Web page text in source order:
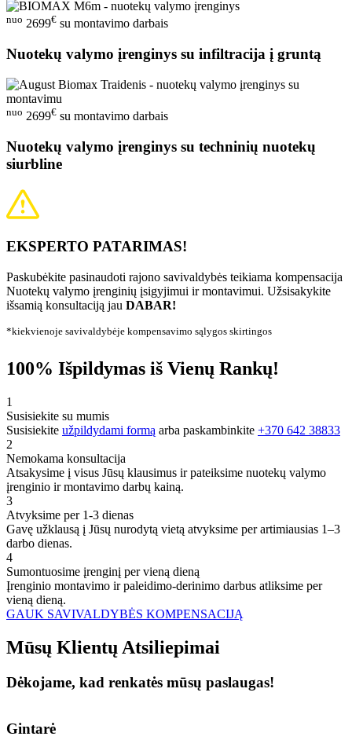
nuo 2699€ su montavimo darbais
Nuotekų valymo įrenginys su infiltracija į gruntą
nuo 2699€ su montavimo darbais
Nuotekų valymo įrenginys su techninių nuotekų
siurbline
EKSPERTO PATARIMAS!
Paskubėkite pasinaudoti rajono savivaldybės teikiama kompensacija
Nuotekų valymo įrenginių įsigyjimui ir montavimui. Užsisakykite
išsamią konsultaciją jau DABAR!
*kiekvienoje savivaldybėje kompensavimo sąlygos skirtingos
100% Išpildymas iš Vienų Rankų!
1
Susisiekite su mumis
Susisiekite užpildydami formą arba paskambinkite +370 642 38833
2
Nemokama konsultacija
Atsakysime į visus Jūsų klausimus ir pateiksime nuotekų valymo
įrenginio ir montavimo darbų kainą.
3
Atvyksime per 1-3 dienas
Gavę užklausą į Jūsų nurodytą vietą atvyksime per artimiausias 1–3
darbo dienas.
4
Sumontuosime įrenginį per vieną dieną
Įrenginio montavimo ir paleidimo-derinimo darbus atliksime per
vieną dieną.
GAUK SAVIVALDYBĖS KOMPENSACIJĄ
Mūsų Klientų Atsiliepimai
Dėkojame, kad renkatės mūsų paslaugas!
Gintarė